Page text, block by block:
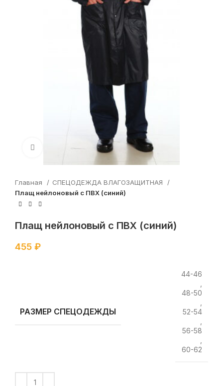
Увеличить
Главная
СПЕЦОДЕЖДА ВЛАГОЗАЩИТНАЯ
Плащ нейлоновый с ПВХ (синий)
Плащ нейлоновый с ПВХ (синий)
455 ₽
РАЗМЕР СПЕЦОДЕЖДЫ
44-46
48-50
52-54
56-58
60-62